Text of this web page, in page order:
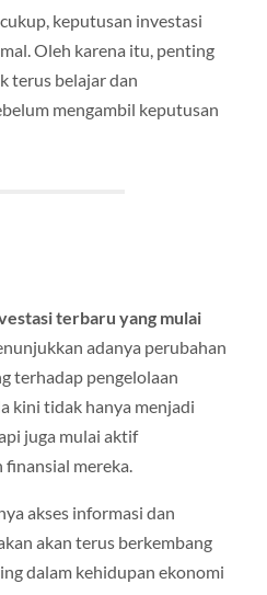
keputusan investasi
Oleh karena itu, penting
terus belajar dan
mengambil keputusan
terbaru yang mulai
adanya perubahan
terhadap pengelolaan
kini tidak hanya menjadi
juga mulai aktif
mereka.
akses informasi dan
akan terus berkembang
dalam kehidupan ekonomi